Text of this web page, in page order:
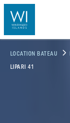
LOCATION BATEAU
LIPARI 41